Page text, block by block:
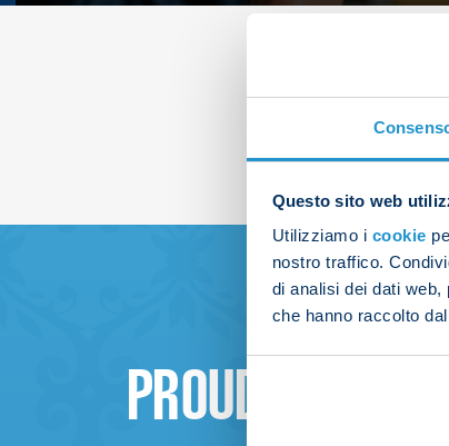
Questo sito web
Utilizziamo i cookie
nostro traffico.
di analisi dei dati
che hanno raccolto
PROUD TO BE